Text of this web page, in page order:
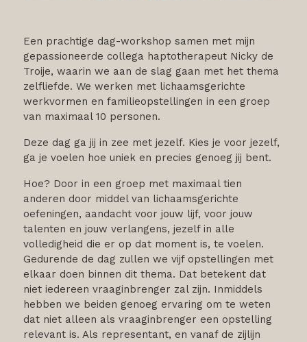
Een prachtige dag-workshop samen met mijn
gepassioneerde collega haptotherapeut Nicky de
Troije, waarin we aan de slag gaan met het thema
zelfliefde. We werken met lichaamsgerichte
werkvormen en familieopstellingen in een groep
van maximaal 10 personen.
Deze dag ga jij in zee met jezelf. Kies je voor jezelf,
ga je voelen hoe uniek en precies genoeg jij bent.
Hoe? Door in een groep met maximaal tien
anderen door middel van lichaamsgerichte
oefeningen, aandacht voor jouw lijf, voor jouw
talenten en jouw verlangens, jezelf in alle
volledigheid die er op dat moment is, te voelen.
Gedurende de dag zullen we vijf opstellingen met
elkaar doen binnen dit thema. Dat betekent dat
niet iedereen vraaginbrenger zal zijn. Inmiddels
hebben we beiden genoeg ervaring om te weten
dat niet alleen als vraaginbrenger een opstelling
relevant is. Als representant, en vanaf de zijlijn